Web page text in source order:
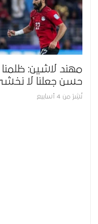
مهند لاشين: ظلمنا
حسن جعلنا لا
نُشِرَ من 4 أسابيع